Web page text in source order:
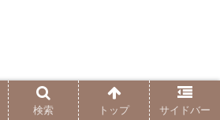
検索 トップ サイドバー